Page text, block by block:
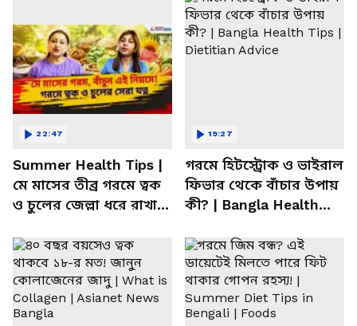
Summer Health Tips |
মে মাসের তীব্র গরমে ত্বক
ও চুলের জেল্লা ধরে রাখার
22:47
গরমে হিটস্ট্রোক ও ভাইরাল
ফিভার থেকে বাঁচার উপায়
কী? | Bangla Health
19:27